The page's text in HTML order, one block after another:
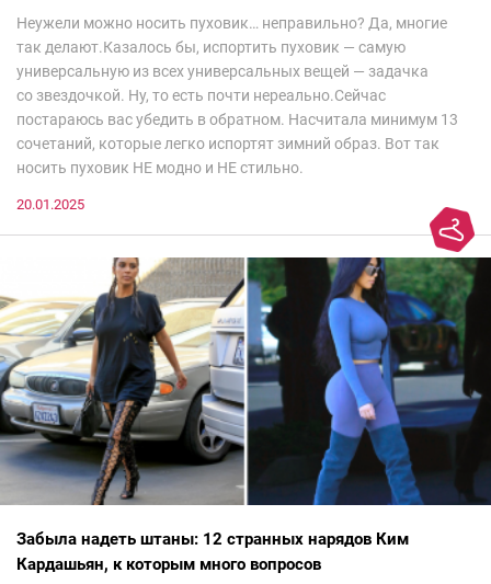
Неужели можно носить пуховик… неправильно? Да, многие
так делают.Казалось бы, испортить пуховик — самую
универсальную из всех универсальных вещей — задачка
со звездочкой. Ну, то есть почти нереально.Сейчас
постараюсь вас убедить в обратном. Насчитала минимум 13
сочетаний, которые легко испортят зимний образ. Вот так
носить пуховик НЕ модно и НЕ стильно.
20.01.2025
Забыла надеть штаны: 12 странных нарядов Ким
Кардашьян, к которым много вопросов